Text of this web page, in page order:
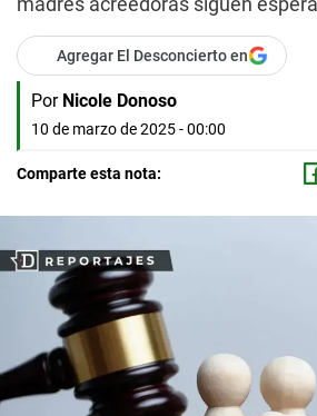
Agregar El Desconcierto en
Por Nicole Donoso
10 de marzo de 2025 - 00:00
Comparte esta nota: